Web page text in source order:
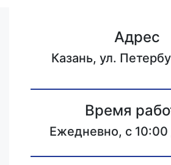
Адрес
Казань, ул.
Время
Ежедневно, с